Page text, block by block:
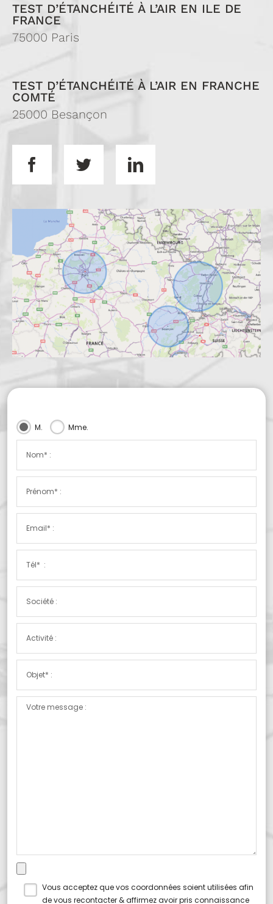
TEST D’ÉTANCHÉITÉ À L’AIR EN ILE DE
FRANCE
75000 Paris
TEST D’ÉTANCHÉITÉ À L’AIR EN FRANCHE
COMTÉ
25000 Besançon
M. Mme.
Vous acceptez que vos coordonnées soient utilisées afin
de vous recontacter & affirmez avoir pris connaissance